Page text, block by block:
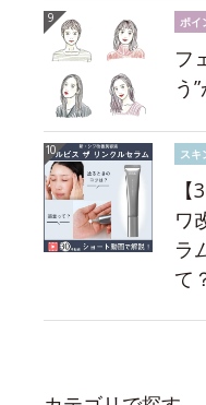
ポイ
フ
う
スキ
ワ
ラ
て